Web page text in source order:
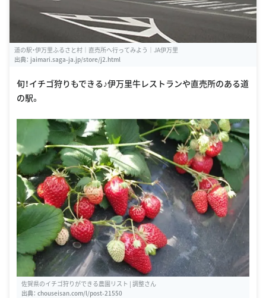
道の駅・伊万里ふるさと村｜直売所へ行ってみよう｜JA伊万里
出典： jaimari.saga-ja.jp/store/j2.html
旬！イチゴ狩りもできる♪伊万里牛レストランや直売所のある道
の駅。
佐賀県のイチゴ狩りができる農園リスト | 調整さん
出典： chouseisan.com/l/post-21550